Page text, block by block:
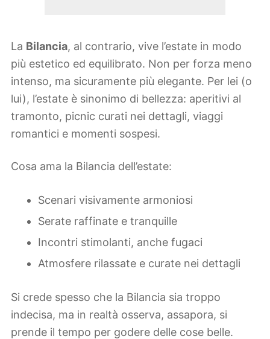
La Bilancia, al contrario, vive l’estate in modo
più estetico ed equilibrato. Non per forza meno
intenso, ma sicuramente più elegante. Per lei (o
lui), l’estate è sinonimo di bellezza: aperitivi al
tramonto, picnic curati nei dettagli, viaggi
romantici e momenti sospesi.
Cosa ama la Bilancia dell’estate:
Scenari visivamente armoniosi
Serate raffinate e tranquille
Incontri stimolanti, anche fugaci
Atmosfere rilassate e curate nei dettagli
Si crede spesso che la Bilancia sia troppo
indecisa, ma in realtà osserva, assapora, si
prende il tempo per godere delle cose belle.